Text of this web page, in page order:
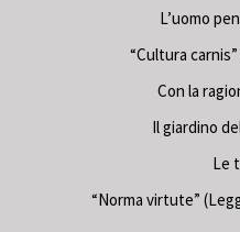
L’uomo
“Cultura
Con la
Il giardino
Le
“Norma virtute”